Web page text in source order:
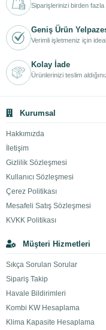
Siparişlerinizi birden fazla
Geniş Ürün
Verimli işletmeniz için
Kolay İade
Ürünlerinizi teslim
Kurumsal
Hakkımızda
İletişim
Gizlilik Sözleşmesi
Kullanıcı Sözleşmesi
Çerez Politikası
Mesafeli Satış Sözleşmesi
KVKK Politikası
Müşteri Hizmetleri
Sıkça Sorulan Sorular
Sipariş Takip
Havale Bildirimleri
Kombi KW Hesaplama
Klima Kapasite Hesaplama